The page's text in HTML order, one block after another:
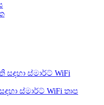
ස්මාර්ට් WiFi තාප